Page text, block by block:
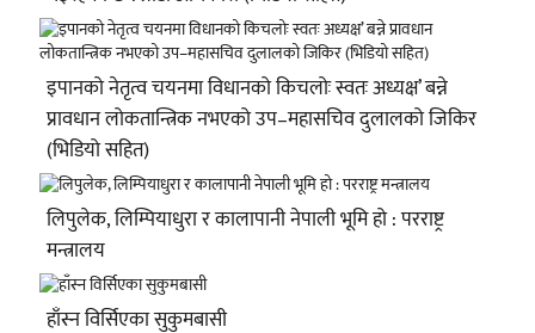
इपानको नेतृत्व चयनमा विधानको किचलोः स्वतः अध्यक्ष’ बन्ने
प्रावधान लोकतान्त्रिक नभएको उप–महासचिव दुलालको जिकिर
(भिडियो सहित)
लिपुलेक, लिम्पियाधुरा र कालापानी नेपाली भूमि हो : परराष्ट्र
मन्त्रालय
हाँस्न विर्सिएका सुकुमबासी